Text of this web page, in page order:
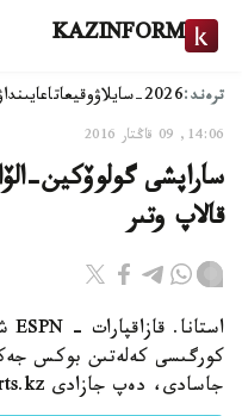
KAZINFORM
ترەند:2026-سايلاۋ وقيعا
14:06, 09 قاڭتار 2016
ساراپشى گولوۆكين-
قالاپ وتىر
كورگىسى كەلەتىن بوكس
جاسادى، دەپ جازادى Sports.kz.